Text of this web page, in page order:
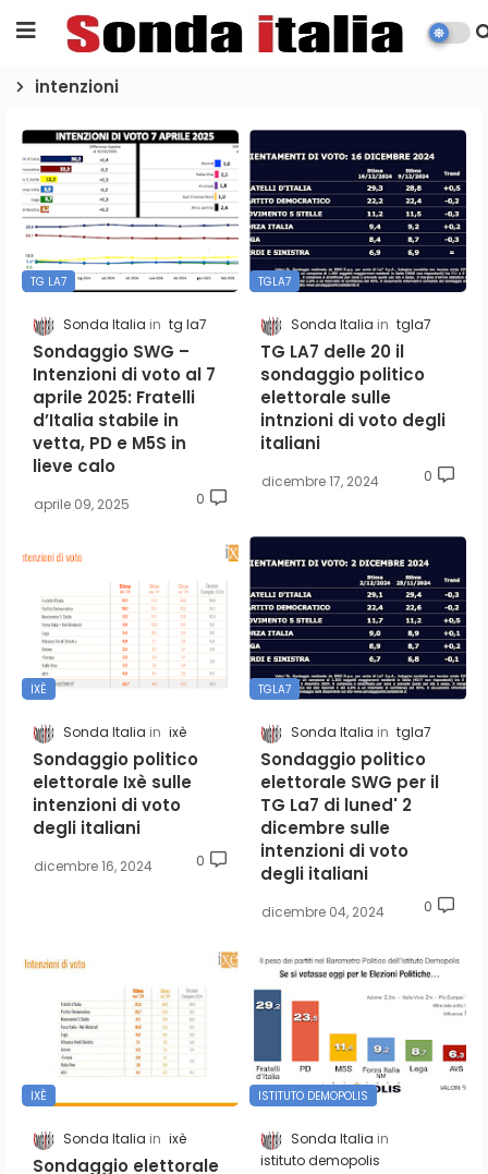
intenzioni
TG LA7
Sonda Italia tg la7
Sondaggio SWG –
Intenzioni di voto al 7
aprile 2025: Fratelli
d’Italia stabile in
vetta, PD e M5S in
lieve calo
aprile 09, 2025 0
TGLA7
Sonda Italia tgla7
TG LA7 delle 20 il
sondaggio politico
elettorale sulle
intnzioni di voto degli
italiani
dicembre 17, 2024 0
IXÈ
Sonda Italia ixè
Sondaggio politico
elettorale Ixè sulle
intenzioni di voto
degli italiani
dicembre 16, 2024 0
TGLA7
Sonda Italia tgla7
Sondaggio politico
elettorale SWG per il
TG La7 di luned' 2
dicembre sulle
intenzioni di voto
degli italiani
dicembre 04, 2024 0
IXÈ
Sonda Italia ixè
Sondaggio elettorale
ISTITUTO DEMOPOLIS
Sonda Italia
istituto demopolis